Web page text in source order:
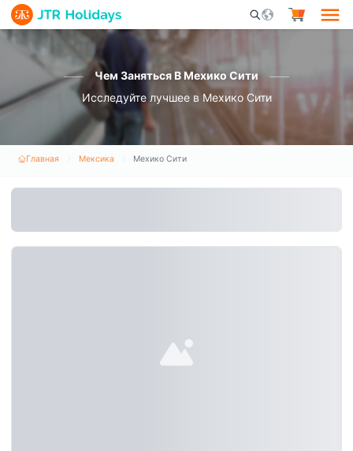
Mobile Search
Чем Заняться В Мехико Сити
Исследуйте лучшее в Мехико Сити
Главная Мексика Мехико Сити